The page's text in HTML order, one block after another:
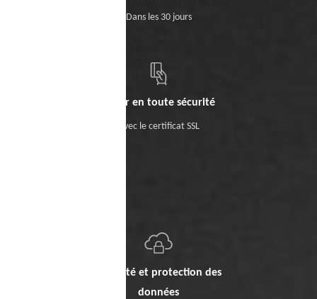
Dans les 30 jours
Payer en toute sécurité
Avec le certificat SSL
Sécurité et protection des
données